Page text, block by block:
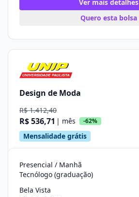
Ver mais detalhes
Quero esta bolsa
Design de Moda
R$ 1.412,40
R$ 536,71 | mês -62%
Mensalidade grátis
Presencial / Manhã
Tecnólogo (graduação)
Bela Vista